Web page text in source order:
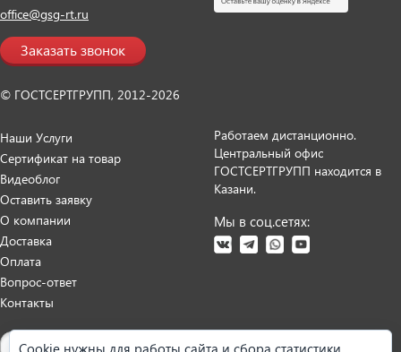
office@gsg-rt.ru
Заказать звонок
© ГОСТСЕРТГРУПП, 2012-2026
Наши Услуги
Сертификат на товар
Видеоблог
Оставить заявку
О компании
Доставка
Оплата
Вопрос-ответ
Контакты
Работаем дистанционно.
Центральный офис
ГОСТСЕРТГРУПП находится в
Казани.
Мы в соц.сетях:
Карта сайта
Cookie нужны для работы сайта и сбора статистики.